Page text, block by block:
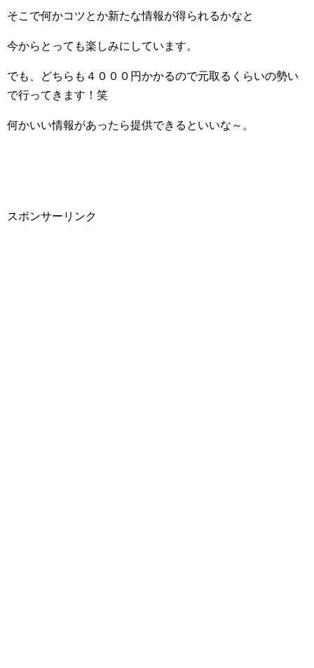
そこで何かコツとか新たな情報が得られるかなと
今からとっても楽しみにしています。
でも、どちらも４０００円かかるので元取るくらいの勢い
で行ってきます！笑
何かいい情報があったら提供できるといいな～。
スポンサーリンク